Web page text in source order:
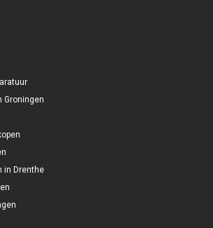
Groningen
in Drenthe